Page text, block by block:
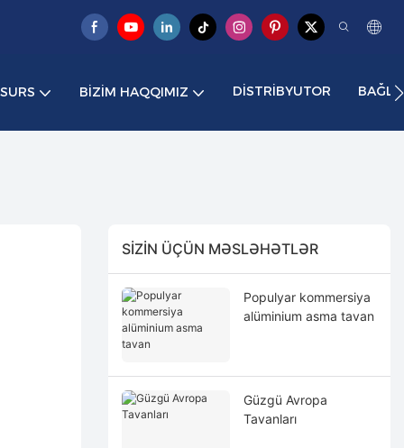
BIZIM HAQQIMIZ DISTRIBYUTOR
SIZIN ÜÇÜN MƏSLƏHƏTLƏR
Populyar kommersiya
alüminium asma tavan
Güzgü Avropa
Tavanları